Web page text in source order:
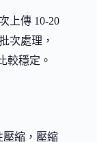
上傳 10-20
次處理，
較穩定。
壓縮，壓縮